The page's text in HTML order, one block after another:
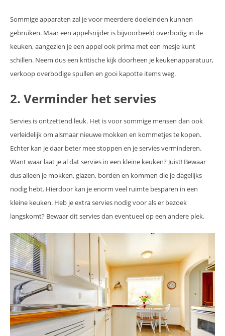
Sommige apparaten zal je voor meerdere doeleinden kunnen
gebruiken. Maar een appelsnijder is bijvoorbeeld overbodig in de
keuken, aangezien je een appel ook prima met een mesje kunt
schillen. Neem dus een kritische kijk doorheen je keukenapparatuur,
verkoop overbodige spullen en gooi kapotte items weg.
2. Verminder het servies
Servies is ontzettend leuk. Het is voor sommige mensen dan ook
verleidelijk om alsmaar nieuwe mokken en kommetjes te kopen.
Echter kan je daar beter mee stoppen en je servies verminderen.
Want waar laat je al dat servies in een kleine keuken? Juist! Bewaar
dus alleen je mokken, glazen, borden en kommen die je dagelijks
nodig hebt. Hierdoor kan je enorm veel ruimte besparen in een
kleine keuken. Heb je extra servies nodig voor als er bezoek
langskomt? Bewaar dit servies dan eventueel op een andere plek.